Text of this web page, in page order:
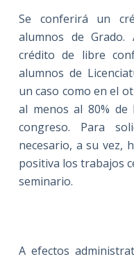
Se conferirá un
alumnos de Grado.
crédito de libre
alumnos de
un caso como en el
al menos al 80% de
congreso. Para
necesario, a su vez,
positiva los trabajos
seminario.
A efectos